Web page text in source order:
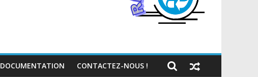
DOCUMENTATION CONTACTEZ-NOUS !